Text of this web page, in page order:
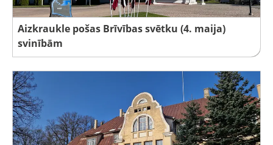
Aizkraukle pošas Brīvības svētku (4. maija)
svinībām